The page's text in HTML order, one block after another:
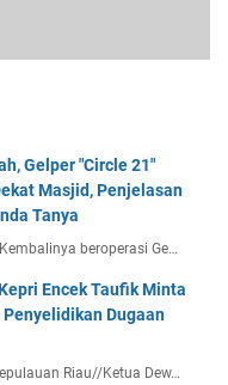
Gelper "Circle 21"
Masjid, Penjelasan
Tanya
beroperasi Ge…
Encek Taufik Minta
Dugaan
Riau//Ketua Dew…